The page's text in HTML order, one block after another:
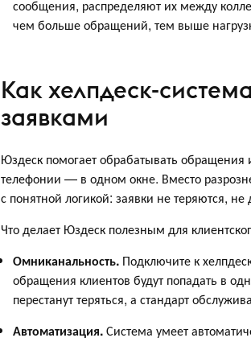
сообщения, распределяют их между
чем больше обращений, тем выше
Как хелпдеск-
заявками
Юздеск помогает обрабатывать
телефонии — в одном окне. Вместо
с понятной логикой: заявки не теряются,
Что делает Юздеск полезным для
Омниканальность. Подключите к
обращения клиентов будут попадать в
перестанут теряться, а стандарт
Автоматизация.Система умеет